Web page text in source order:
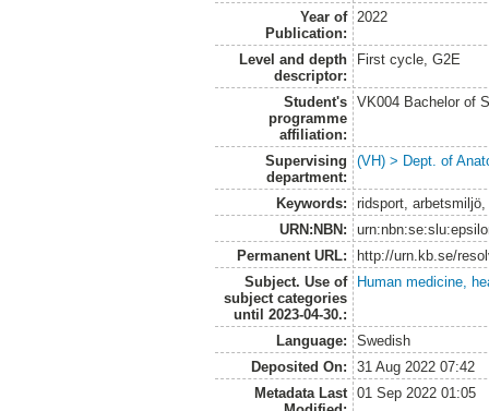
Year of
Publication:
2022
Level and depth
descriptor:
First cycle, G2E
Student's
programme
affiliation:
VK004 Bachelor of
Supervising
department:
(VH) > Dept. of
Keywords:
ridsport,
URN:NBN:
Permanent URL:
http://urn.kb.se/
Subject. Use of
subject categories
until 2023-04-30.:
Human medicine,
Language:
Swedish
Deposited On:
31 Aug 2022 07:42
Metadata Last
01 Sep 2022 01:05